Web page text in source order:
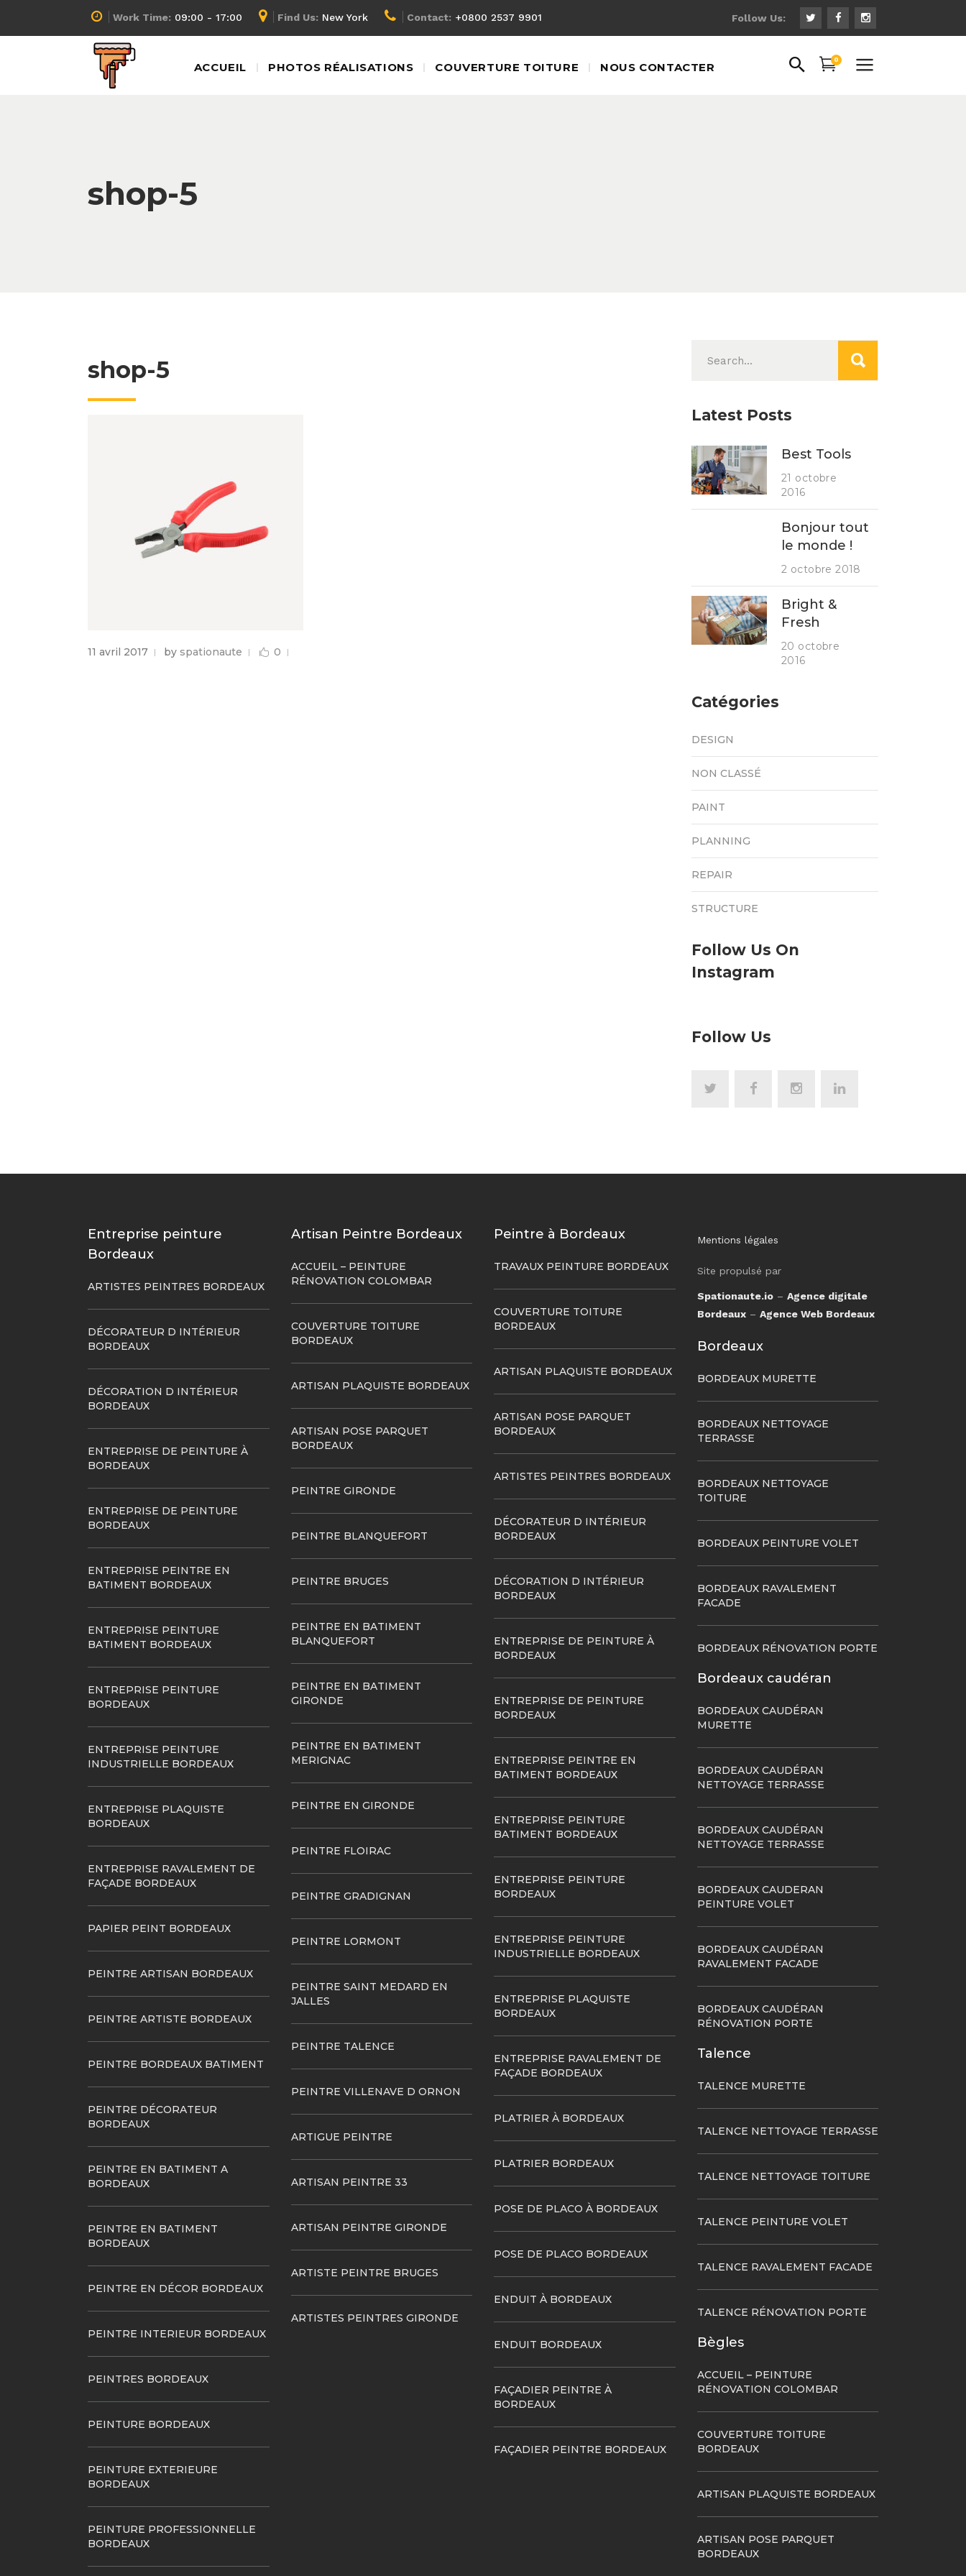
Work Time: 09:00 - 17:00 Find Us: New York Contact: +0800 2537 9901 Follow Us:
ACCUEIL PHOTOS RÉALISATIONS COUVERTURE TOITURE NOUS CONTACTER
0
shop-5
shop-5
11 avril 2017 by spationaute 0
for:
Latest Posts
Best Tools
21 octobre
2016
Bonjour tout
le monde !
2 octobre 2018
Bright &
Fresh
20 octobre
2016
Catégories
DESIGN
NON CLASSÉ
PAINT
PLANNING
REPAIR
STRUCTURE
Follow Us On
Instagram
Follow Us
Entreprise peinture
Bordeaux
ARTISTES PEINTRES BORDEAUX
DÉCORATEUR D INTÉRIEUR
BORDEAUX
DÉCORATION D INTÉRIEUR
BORDEAUX
ENTREPRISE DE PEINTURE À
BORDEAUX
ENTREPRISE DE PEINTURE
BORDEAUX
ENTREPRISE PEINTRE EN
BATIMENT BORDEAUX
ENTREPRISE PEINTURE
BATIMENT BORDEAUX
ENTREPRISE PEINTURE
BORDEAUX
ENTREPRISE PEINTURE
INDUSTRIELLE BORDEAUX
ENTREPRISE PLAQUISTE
BORDEAUX
ENTREPRISE RAVALEMENT DE
FAÇADE BORDEAUX
PAPIER PEINT BORDEAUX
PEINTRE ARTISAN BORDEAUX
PEINTRE ARTISTE BORDEAUX
PEINTRE BORDEAUX BATIMENT
PEINTRE DÉCORATEUR
BORDEAUX
PEINTRE EN BATIMENT A
BORDEAUX
PEINTRE EN BATIMENT
BORDEAUX
PEINTRE EN DÉCOR BORDEAUX
PEINTRE INTERIEUR BORDEAUX
PEINTRES BORDEAUX
PEINTURE BORDEAUX
PEINTURE EXTERIEURE
BORDEAUX
PEINTURE PROFESSIONNELLE
BORDEAUX
Artisan Peintre Bordeaux
ACCUEIL – PEINTURE
RÉNOVATION COLOMBAR
COUVERTURE TOITURE
BORDEAUX
ARTISAN PLAQUISTE BORDEAUX
ARTISAN POSE PARQUET
BORDEAUX
PEINTRE GIRONDE
PEINTRE BLANQUEFORT
PEINTRE BRUGES
PEINTRE EN BATIMENT
BLANQUEFORT
PEINTRE EN BATIMENT
GIRONDE
PEINTRE EN BATIMENT
MERIGNAC
PEINTRE EN GIRONDE
PEINTRE FLOIRAC
PEINTRE GRADIGNAN
PEINTRE LORMONT
PEINTRE SAINT MEDARD EN
JALLES
PEINTRE TALENCE
PEINTRE VILLENAVE D ORNON
ARTIGUE PEINTRE
ARTISAN PEINTRE 33
ARTISAN PEINTRE GIRONDE
ARTISTE PEINTRE BRUGES
ARTISTES PEINTRES GIRONDE
Peintre à Bordeaux
TRAVAUX PEINTURE BORDEAUX
COUVERTURE TOITURE
BORDEAUX
ARTISAN PLAQUISTE BORDEAUX
ARTISAN POSE PARQUET
BORDEAUX
ARTISTES PEINTRES BORDEAUX
DÉCORATEUR D INTÉRIEUR
BORDEAUX
DÉCORATION D INTÉRIEUR
BORDEAUX
ENTREPRISE DE PEINTURE À
BORDEAUX
ENTREPRISE DE PEINTURE
BORDEAUX
ENTREPRISE PEINTRE EN
BATIMENT BORDEAUX
ENTREPRISE PEINTURE
BATIMENT BORDEAUX
ENTREPRISE PEINTURE
BORDEAUX
ENTREPRISE PEINTURE
INDUSTRIELLE BORDEAUX
ENTREPRISE PLAQUISTE
BORDEAUX
ENTREPRISE RAVALEMENT DE
FAÇADE BORDEAUX
PLATRIER À BORDEAUX
PLATRIER BORDEAUX
POSE DE PLACO À BORDEAUX
POSE DE PLACO BORDEAUX
ENDUIT À BORDEAUX
ENDUIT BORDEAUX
FAÇADIER PEINTRE À
BORDEAUX
FAÇADIER PEINTRE BORDEAUX
Mentions légales
Site propulsé par
Spationaute.io– Agence digitale
Bordeaux– Agence Web Bordeaux
Bordeaux
BORDEAUX MURETTE
BORDEAUX NETTOYAGE
TERRASSE
BORDEAUX NETTOYAGE
TOITURE
BORDEAUX PEINTURE VOLET
BORDEAUX RAVALEMENT
FACADE
BORDEAUX RÉNOVATION PORTE
Bordeaux caudéran
BORDEAUX CAUDÉRAN
MURETTE
BORDEAUX CAUDÉRAN
NETTOYAGE TERRASSE
BORDEAUX CAUDÉRAN
NETTOYAGE TERRASSE
BORDEAUX CAUDERAN
PEINTURE VOLET
BORDEAUX CAUDÉRAN
RAVALEMENT FACADE
BORDEAUX CAUDÉRAN
RÉNOVATION PORTE
Talence
TALENCE MURETTE
TALENCE NETTOYAGE TERRASSE
TALENCE NETTOYAGE TOITURE
TALENCE PEINTURE VOLET
TALENCE RAVALEMENT FACADE
TALENCE RÉNOVATION PORTE
Bègles
ACCUEIL – PEINTURE
RÉNOVATION COLOMBAR
COUVERTURE TOITURE
BORDEAUX
ARTISAN PLAQUISTE BORDEAUX
ARTISAN POSE PARQUET
BORDEAUX